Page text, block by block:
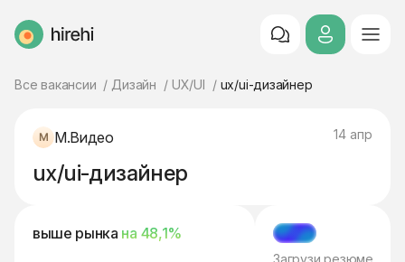
HireHi
Все вакансии Дизайн UX/UI ux/ui-дизайнер
М.Видео 14 апр
ux/ui-дизайнер
выше рынка на 48,1%
МЭТЧ
Загрузи резюме,